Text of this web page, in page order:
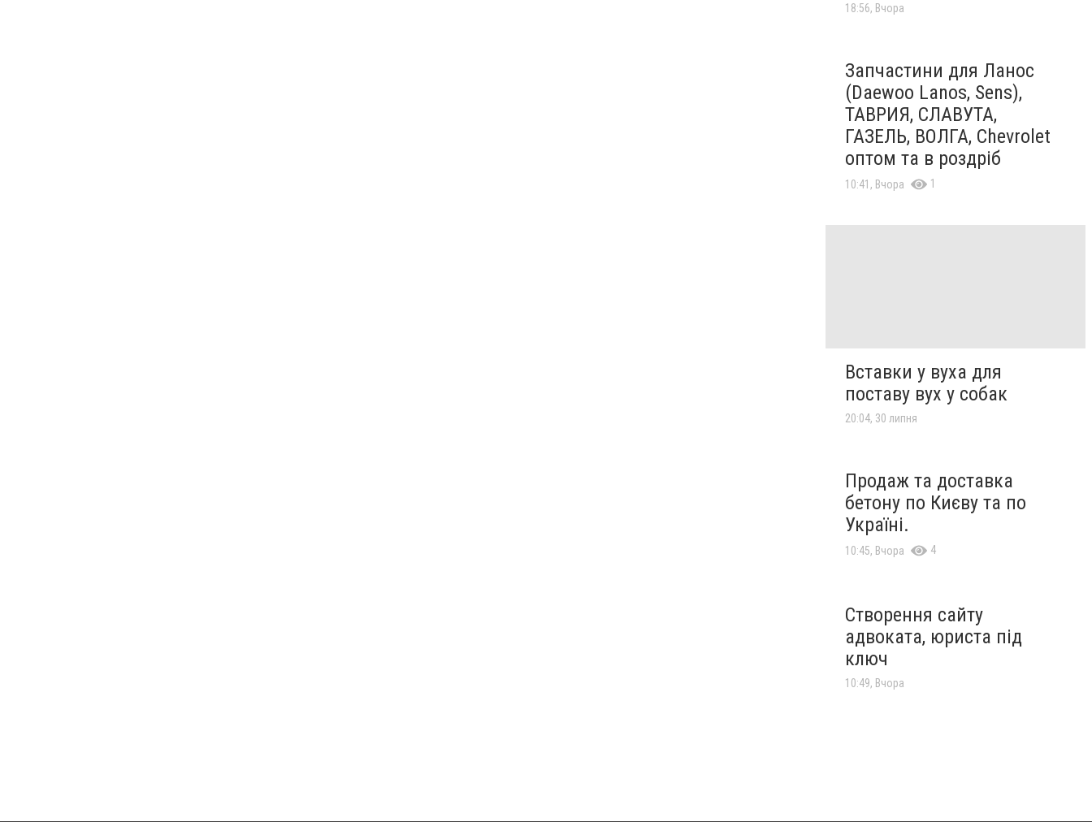
18:56, Вчора
Запчастини для Ланос
(Daewoo Lanos, Sens),
ТАВРИЯ, СЛАВУТА,
ГАЗЕЛЬ, ВОЛГА, Chevrolet
оптом та в роздріб
10:41, Вчора 1
Вставки у вуха для
поставу вух у собак
20:04, 30 липня
Продаж та доставка
бетону по Києву та по
Україні.
10:45, Вчора 4
Створення сайту
адвоката, юриста під
ключ
10:49, Вчора